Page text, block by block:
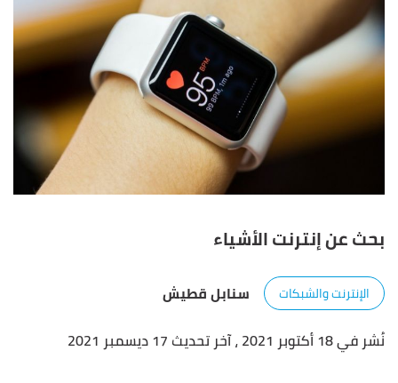
بحث عن إنترنت الأشياء
الإنترنت والشبكات
سنابل قطيش
نُشر في 18 أكتوبر 2021
، آخر تحديث 17 ديسمبر 2021